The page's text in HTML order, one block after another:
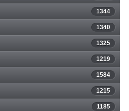
1344
1340
1325
1219
1584
1215
1185